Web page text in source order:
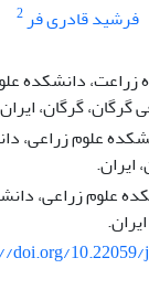
فرشید قادری فر2
دانشکده
گرگان، گرگان،
علوم زراعی،
ایران.
علوم زراعی،
doi.org/10.22059/